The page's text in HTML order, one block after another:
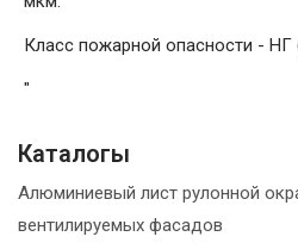
Класс пожарной опасности - НГ
"
Каталогы
Алюминиевый лист рулонной
вентилируемых фасадов